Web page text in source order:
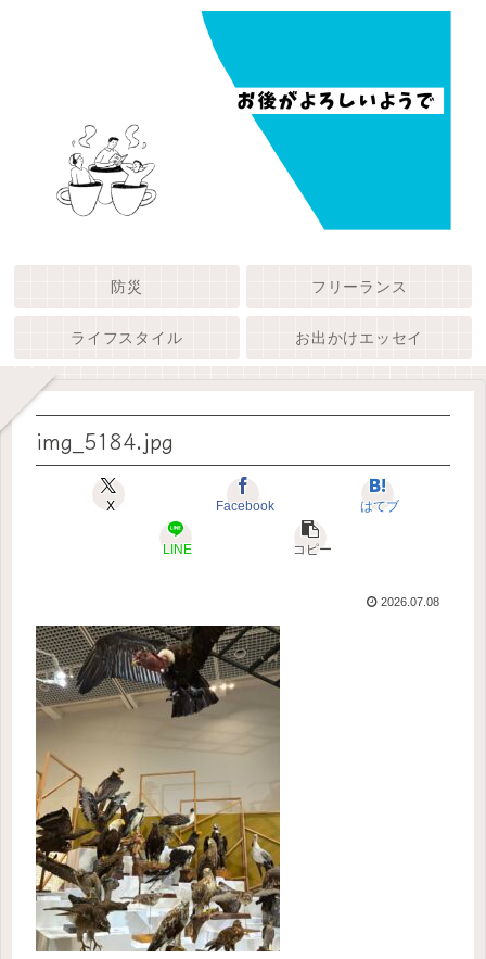
防災 フリーランス
ライフスタイル お出かけエッセイ
img_5184.jpg
X Facebook はてブ
LINE コピー
2026.07.08